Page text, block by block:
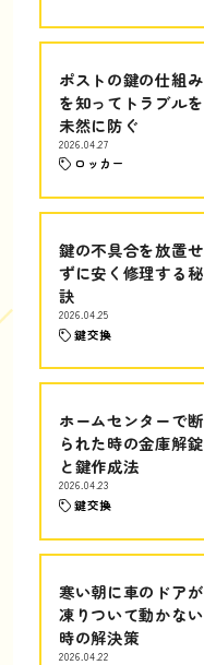
ポストの鍵の仕組み
を知ってトラブルを
未然に防ぐ
2026.04.27
ロッカー
鍵の不具合を放置せ
ずに安く修理する秘
訣
2026.04.25
鍵交換
ホームセンターで断
られた時の金庫解錠
と鍵作成法
2026.04.23
鍵交換
寒い朝に車のドアが
凍りついて動かない
時の解決策
2026.04.22